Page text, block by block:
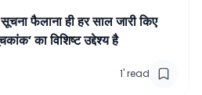
फैलाना ही हर साल जारी किए
का विशिष्‍ट उद्देश्‍य है
1'read